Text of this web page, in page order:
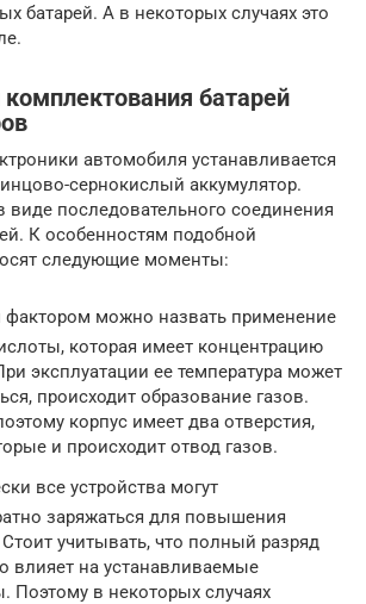
батарей. А в некоторых случаях это
батарей
автомобиля устанавливается
сернокислый аккумулятор.
виде последовательного соединения
К особенностям подобной
следующие моменты:
можно назвать применение
которая имеет концентрацию
эксплуатации ее температура может
происходит образование газов.
корпус имеет два отверстия,
и происходит отвод газов.
все устройства могут
заряжаться для повышения
учитывать, что полный разряд
влияет на устанавливаемые
Поэтому в некоторых случаях